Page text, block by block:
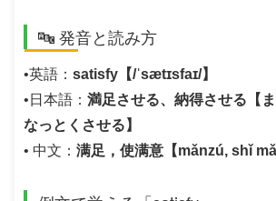
🔤 発音と読み方
•英語： satisfy【/ˈsætɪsfaɪ/】
•日本語： 満足させる、納得させる【ま
なっとくさせる】
• 中文： 满足，使满意【mǎnzú, shǐ